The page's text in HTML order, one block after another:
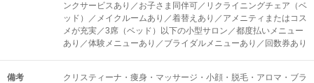
ンクサービスあり／お子さま同伴可／リクライニングチェア（ベ
ッド）／メイクルームあり／着替えあり／アメニティまたはコス
メが充実／3席（ベッド）以下の小型サロン／都度払いメニュー
あり／体験メニューあり／ブライダルメニューあり／回数券あり
備考
クリスティーナ・痩身・マッサージ・小顔・脱毛・アロマ・ブラ